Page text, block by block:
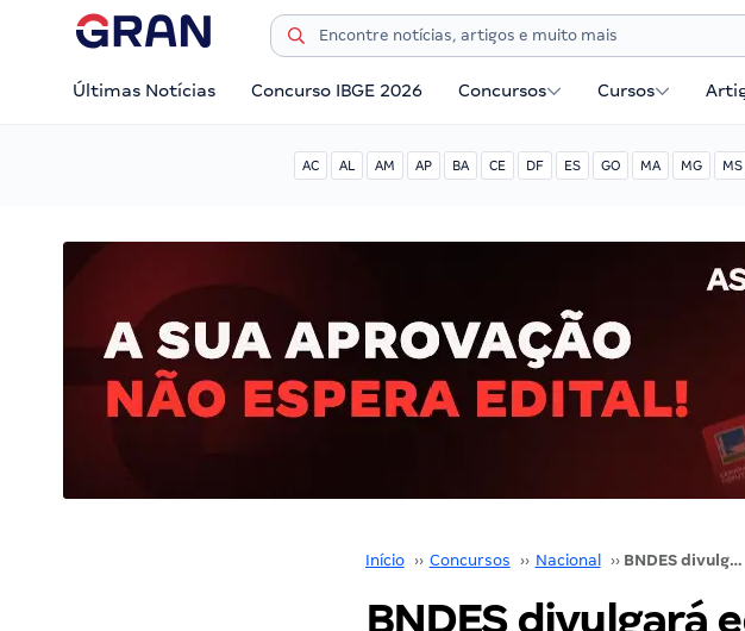
Últimas Notícias Concurso IBGE 2026 Concursos Cursos
AC AL AM AP BA CE DF ES GO MA MG MS
Início ›› Concursos ›› Nacional ›› BNDES divulgará edital de seu concurso em junho! Muitos benefícios aguardam os novos servidores!
BNDES divulgará